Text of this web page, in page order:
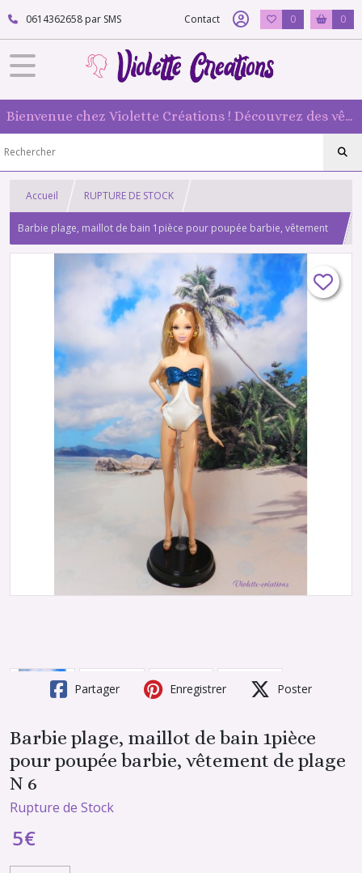
0614362658 par SMS Contact 0 0
Bienvenue chez Violette Créations ! Découvrez des vêtements faits main pour vos poupées mannequin : originaux et 100 % fabriqués en France
Accueil RUPTURE DE STOCK
Barbie plage, maillot de bain 1pièce pour poupée barbie, vêtement
Partager Enregistrer Poster
Barbie plage, maillot de bain 1pièce
pour poupée barbie, vêtement de plage
N 6
Rupture de Stock
5€